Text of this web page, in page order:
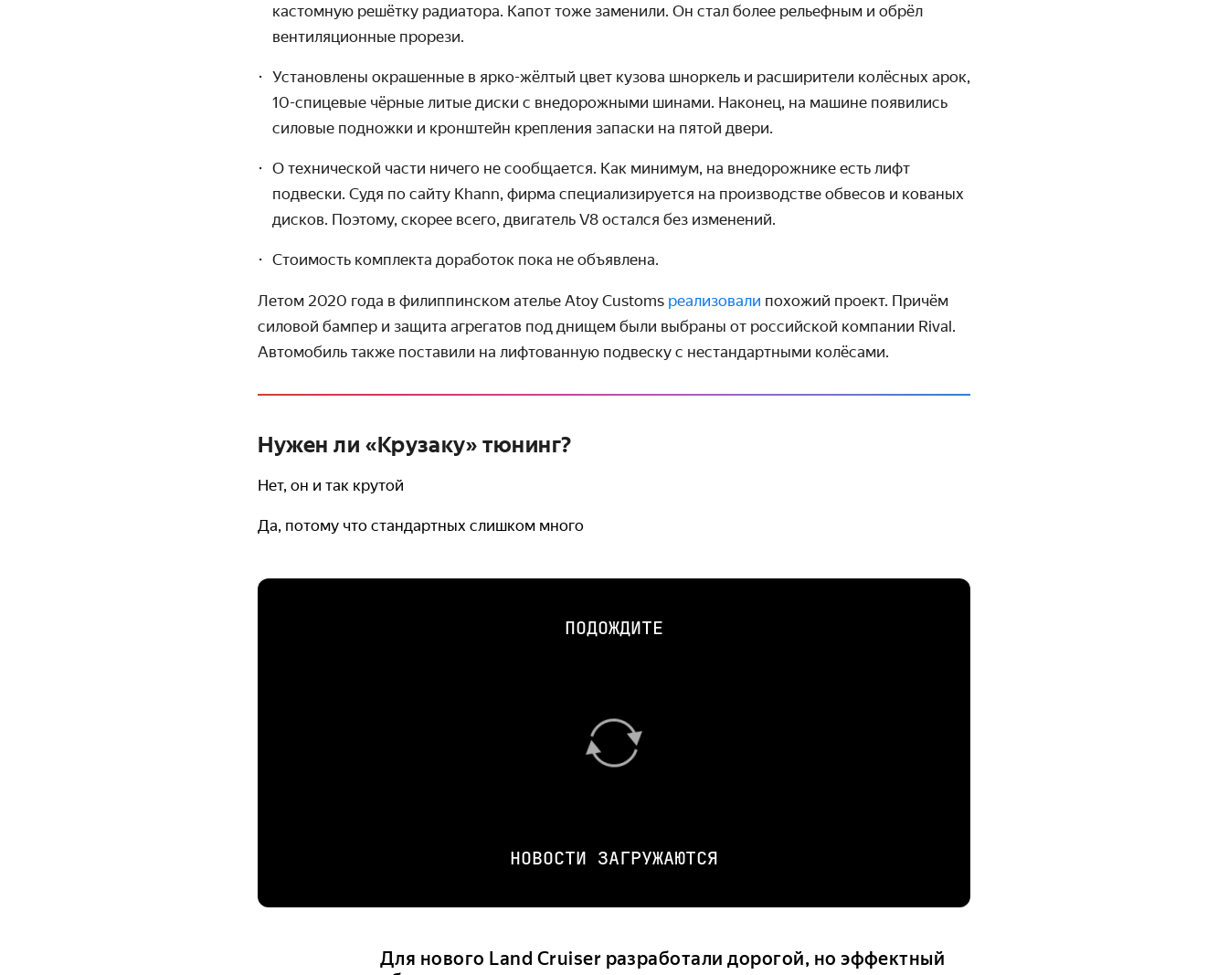
кастомную решётку радиатора. Капот тоже заменили. Он стал более рельефным и обрёл
вентиляци­онные прорези.
Установлены окрашенные в ярко-жёлтый цвет кузова шноркель и расшири­тели колёсных арок,
10-спицевые чёрные литые диски с внедорожными шинами. Наконец, на машине появились
силовые подножки и кронштейн крепления запаски на пятой двери.
О технической части ничего не сообщается. Как минимум, на внедорожнике есть лифт
подвески. Судя по сайту Khann, фирма специали­зируется на производстве обвесов и кованых
дисков. Поэтому, скорее всего, двигатель V8 остался без изменений.
Стоимость комплекта доработок пока не объявлена.
Летом 2020 года в филип­пинском ателье Atoy Customs реализовали похожий проект. Причём
силовой бампер и защита агрегатов под днищем были выбраны от российской компании Rival.
Автомобиль также поставили на лифто­ванную подвеску с нестандартными колёсами.
Нужен ли «Крузаку» тюнинг?
Нет, он и так крутой
Да, потому что стандартных слишком много
ПОДОЖДИТЕ
НОВОСТИ ЗАГРУЖАЮТСЯ
Для нового Land Cruiser разработали дорогой, но эффектный